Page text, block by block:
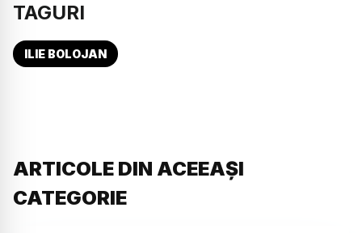
TAGURI
ILIE BOLOJAN
ARTICOLE DIN ACEEAȘI
CATEGORIE